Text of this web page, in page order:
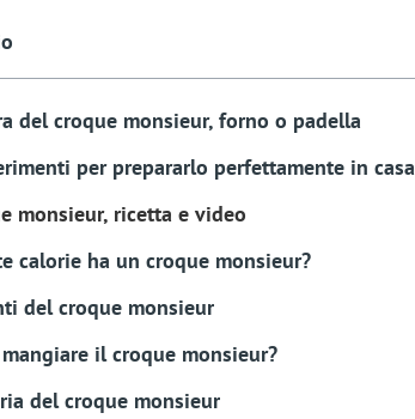
del croque monsieur, forno o padella
per prepararlo perfettamente in casa
monsieur, ricetta e video
calorie ha un croque monsieur?
del croque monsieur
mangiare il croque monsieur?
del croque monsieur